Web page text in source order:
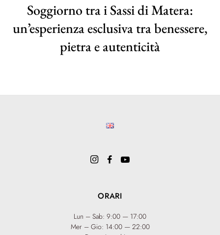
Soggiorno tra i Sassi di Matera:
un’esperienza esclusiva tra benessere,
pietra e autenticità
ORARI
Lun – Sab: 9:00 — 17:00
Mer – Gio: 14:00 — 22:00